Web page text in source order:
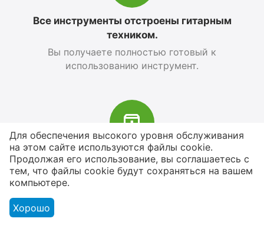
Все инструменты отстроены гитарным
техником.
Вы получаете полностью готовый к
использованию инструмент.
В наличии более 4000 наименований
товаров
От расходников до сценического
Для обеспечения высокого уровня обслуживания
на этом сайте используются файлы cookie.
Продолжая его использование, вы соглашаетесь с
тем, что файлы cookie будут сохраняться на вашем
компьютере.
Хорошо